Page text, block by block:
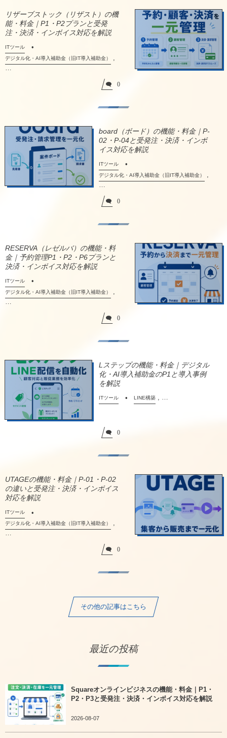
リザーブストック（リザスト）の機
能・料金｜P1・P2プランと受発
注・決済・インボイス対応を解説
ITツール
デジタル化・AI導入補助金（旧IT導入補助金）
0
board（ボード）の機能・料金｜P-
02・P-04と受発注・決済・インボ
イス対応を解説
ITツール
デジタル化・AI導入補助金（旧IT導入補助金）
0
RESERVA（レゼルバ）の機能・料
金｜予約管理P1・P2・P6プランと
決済・インボイス対応を解説
ITツール
デジタル化・AI導入補助金（旧IT導入補助金）
0
Lステップの機能・料金｜デジタル
化・AI導入補助金のP1と導入事例
を解説
ITツール LINE構築
0
UTAGEの機能・料金｜P-01・P-02
の違いと受発注・決済・インボイス
対応を解説
ITツール
デジタル化・AI導入補助金（旧IT導入補助金）
,
…
0
その他の記事はこちら
最近の投稿
Squareオンラインビジネスの機能・料金｜P1・
P2・P3と受発注・決済・インボイス対応を解説
2026-08-07